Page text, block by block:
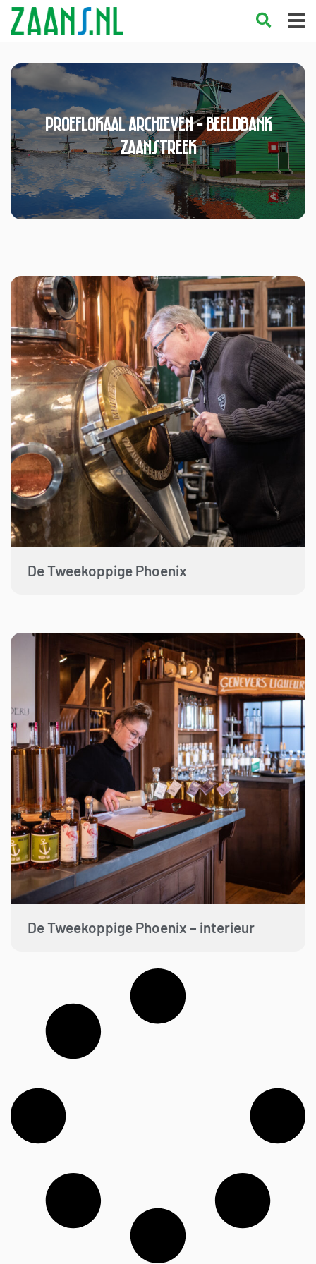
proeflokaal Archieven - Beeldbank
Zaanstreek
De Tweekoppige Phoenix
De Tweekoppige Phoenix – interieur